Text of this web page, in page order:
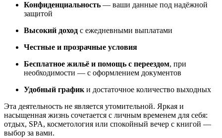
Конфиденциальность — ваши данные под надёжной
защитой
Высокий доход с ежедневными выплатами
Честные и прозрачные условия
Бесплатное жильё и помощь с переездом, при
необходимости — с оформлением документов
Удобный график и достаточное количество выходных
Эта деятельность не является утомительной. Яркая и
насыщенная жизнь сочетается с личным временем для себя:
отдых, SPA, косметология или спокойный вечер с книгой —
выбор за вами.